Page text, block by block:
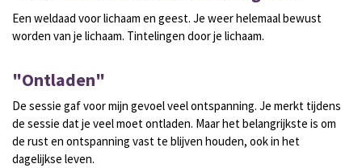
Een weldaad voor lichaam en geest. Je weer helemaal bewust
worden van je lichaam. Tintelingen door je lichaam.
"Ontladen"
De sessie gaf voor mijn gevoel veel ontspanning. Je merkt tijdens
de sessie dat je veel moet ontladen. Maar het belangrijkste is om
de rust en ontspanning vast te blijven houden, ook in het
dagelijkse leven.